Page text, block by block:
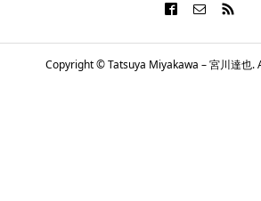
Copyright ©Tatsuya Miyakawa – 宮川達也.